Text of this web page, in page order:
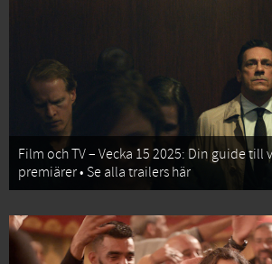
Film och TV – Vecka 15 2025: Din guide till
premiärer • Se alla trailers här